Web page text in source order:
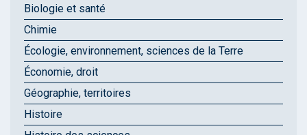
Biologie et santé
Chimie
Écologie, environnement, sciences de la Terre
Économie, droit
Géographie, territoires
Histoire